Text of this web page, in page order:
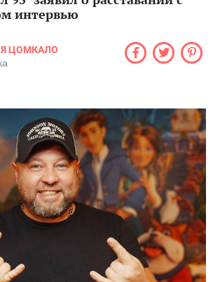
интервью
ЦОМКАЛО